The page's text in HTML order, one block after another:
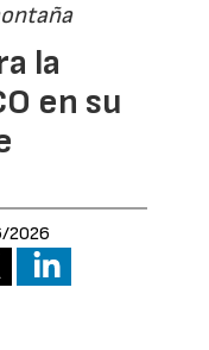
la
en su
2026